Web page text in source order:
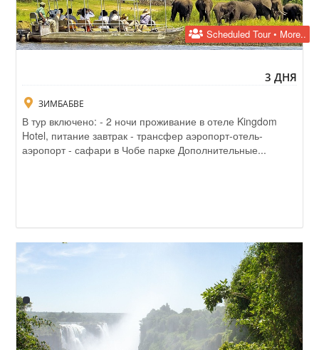
Scheduled Tour • More..
3 ДНЯ
ЗИМБАБВЕ
В тур включено: - 2 ночи проживание в отеле Kingdom
Hotel, питание завтрак - трансфер аэропорт-отель-
аэропорт - сафари в Чобе парке Дополнительные...